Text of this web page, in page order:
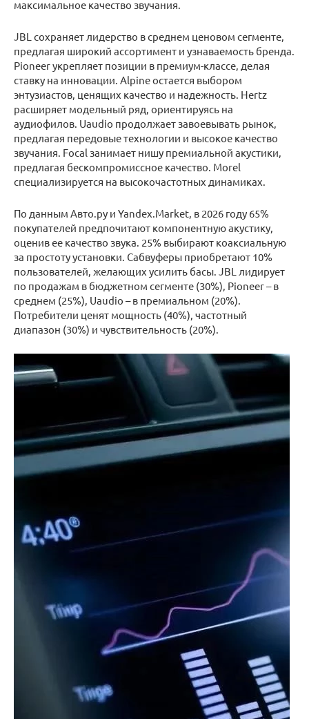
максимальное качество звучания.
JBL сохраняет лидерство в среднем ценовом сегменте,
предлагая широкий ассортимент и узнаваемость бренда.
Pioneer укрепляет позиции в премиум-классе, делая
ставку на инновации. Alpine остается выбором
энтузиастов, ценящих качество и надежность. Hertz
расширяет модельный ряд, ориентируясь на
аудиофилов. Uaudio продолжает завоевывать рынок,
предлагая передовые технологии и высокое качество
звучания. Focal занимает нишу премиальной акустики,
предлагая бескомпромиссное качество. Morel
специализируется на высокочастотных динамиках.
По данным Авто.ру и Yandex.Market, в 2026 году 65%
покупателей предпочитают компонентную акустику,
оценив ее качество звука. 25% выбирают коаксиальную
за простоту установки. Сабвуферы приобретают 10%
пользователей, желающих усилить басы. JBL лидирует
по продажам в бюджетном сегменте (30%), Pioneer – в
среднем (25%), Uaudio – в премиальном (20%).
Потребители ценят мощность (40%), частотный
диапазон (30%) и чувствительность (20%).